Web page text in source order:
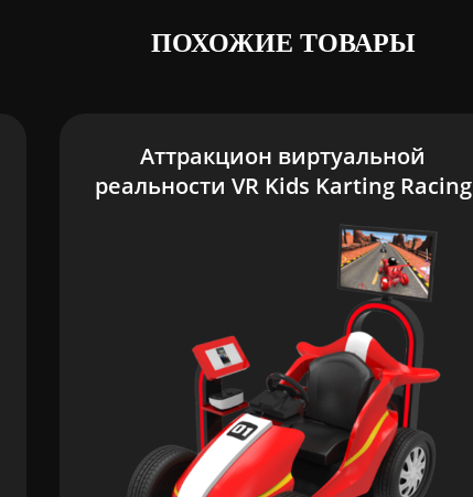
ПОХОЖИЕ ТОВАРЫ
Аттракцион виртуальной
реальности VR Kids Karting Racing